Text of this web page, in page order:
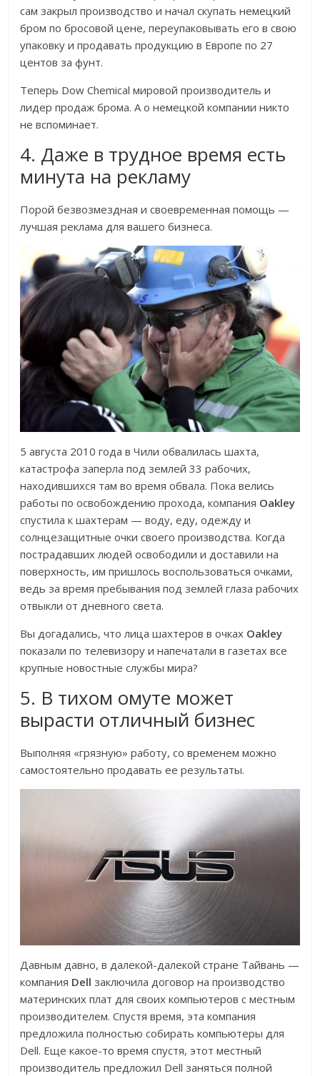
сам закрыл производство и начал скупать немецкий
бром по бросовой цене, переупаковывать его в свою
упаковку и продавать продукцию в Европе по 27
центов за фунт.
Теперь Dow Chemical мировой производитель и
лидер продаж брома. А о немецкой компании никто
не вспоминает.
4. Даже в трудное время есть
минута на рекламу
Порой безвозмездная и своевременная помощь —
лучшая реклама для вашего бизнеса.
5 августа 2010 года в Чили обвалилась шахта,
катастрофа заперла под землей 33 рабочих,
находившихся там во время обвала. Пока велись
работы по освобождению прохода, компания Oakley
спустила к шахтерам — воду, еду, одежду и
солнцезащитные очки своего производства. Когда
пострадавших людей освободили и доставили на
поверхность, им пришлось воспользоваться очками,
ведь за время пребывания под землей глаза рабочих
отвыкли от дневного света.
Вы догадались, что лица шахтеров в очках Oakley
показали по телевизору и напечатали в газетах все
крупные новостные службы мира?
5. В тихом омуте может
вырасти отличный бизнес
Выполняя «грязную» работу, со временем можно
самостоятельно продавать ее результаты.
Давным давно, в далекой-далекой стране Тайвань —
компания Dell заключила договор на производство
материнских плат для своих компьютеров с местным
производителем. Спустя время, эта компания
предложила полностью собирать компьютеры для
Dell. Еще какое-то время спустя, этот местный
производитель предложил Dell заняться полной